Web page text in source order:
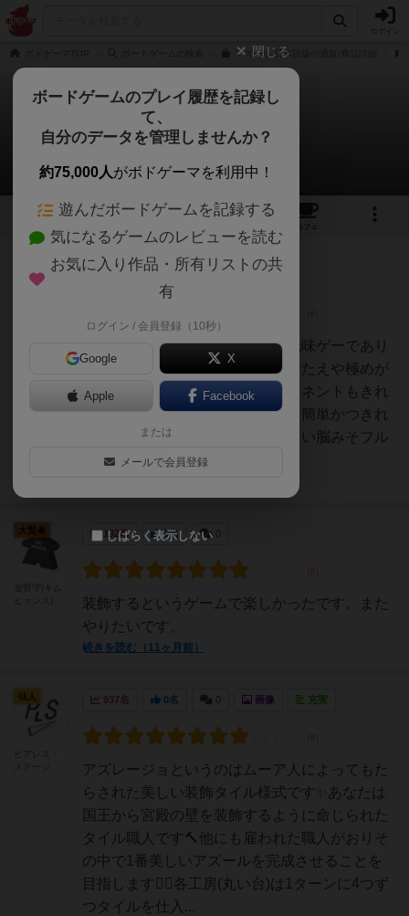
アズール 日本語版の通販/商品詳細
アズール
93件のレビュー
33 7 93
カフェ
255名
タイルを取って配置するだけの地味ゲーであり
ながらめっちゃ頭を使う。やりごたえや極めが
いがあるボードゲーム。コンポーネントもきれ
いなので見てるだけでも楽しい。簡単かつきれ
いなのに頭から火が出そうなくらい脳みそフル
回転。
仙人
192名 0名
装飾するというゲームで楽しかったです。また
やりたいです。
続きを読む（11ヶ月前）
大賢者
937名 0名 画像 充実
アズレージョというのはムーア人によってもた
らされた美しい装飾タイル様式です✨️あなたは
国王から宮殿の壁を装飾するように命じられた
タイル職人です🔨他にも雇われた職人がおりそ
の中で1番美しいアズールを完成させることを
目指します☝🏼各工房(丸い台)は1ターンに4つず
つタイルを仕入...
仙人
閉じる
ボードゲームのプレイ履歴を記録し
て、
自分のデータを管理しませんか？
約75,000人がボドゲーマを利用中！
遊んだボードゲームを記録する
気になるゲームのレビューを読む
お気に入り作品・所有リストの共
有
ログイン / 会員登録（10秒）
Google X
Apple Facebook
または
メールで会員登録
しばらく表示しない